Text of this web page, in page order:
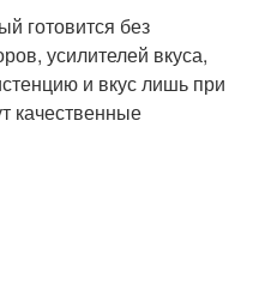
готовится без
усилителей вкуса,
и вкус лишь при
качественные